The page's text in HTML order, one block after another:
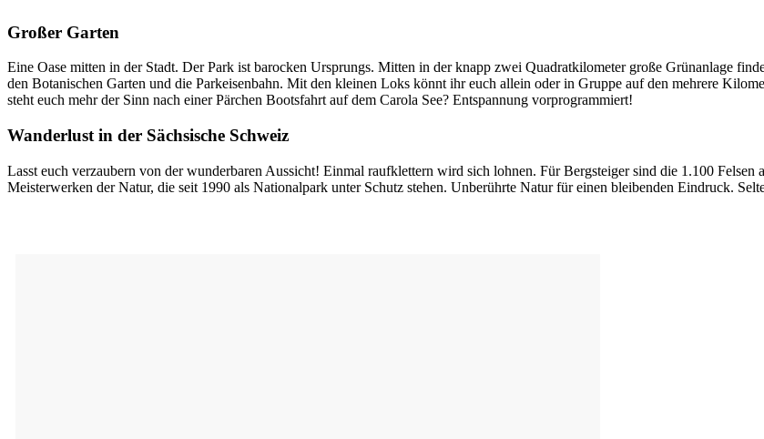
Großer Garten
Eine Oase mitten in der Stadt. Der Park ist barocken Ursprungs. Mitten in der knapp zwei Quadratkilometer große Grünanlage
den Botanischen Garten und die Parkeisenbahn. Mit den kleinen Loks könnt ihr euch allein oder in Gruppe auf den mehrere
steht euch mehr der Sinn nach einer Pärchen Bootsfahrt auf dem Carola See? Entspannung vorprogrammiert!
Wanderlust in der Sächsische Schweiz
Lasst euch verzaubern von der wunderbaren Aussicht! Einmal raufklettern wird sich lohnen. Für Bergsteiger sind die 1.100
Meisterwerken der Natur, die seit 1990 als Nationalpark unter Schutz stehen. Unberührte Natur für einen bleibenden Eindruck.